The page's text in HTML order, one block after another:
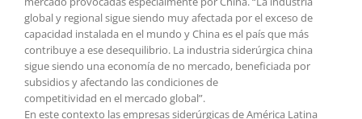
global y regional sigue siendo muy afectada por el exceso de
capacidad instalada en el mundo y China es el país que más
contribuye a ese desequilibrio. La industria siderúrgica china
sigue siendo una economía de no mercado, beneficiada por
subsidios y afectando las condiciones de
competitividad en el mercado global”.
En este contexto las empresas siderúrgicas de América Latina